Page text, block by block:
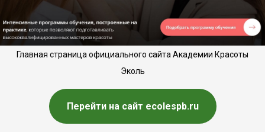
Главная страница официального сайта Академии Красоты
Эколь
Перейти на сайт ecolespb.ru